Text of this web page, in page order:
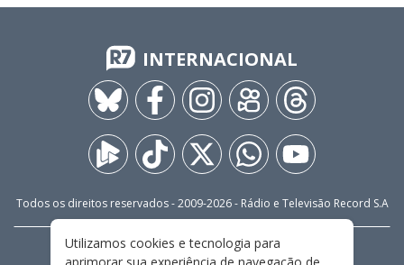
INTERNACIONAL
Todos os direitos reservados - 2009-2026- Rádio e Televisão Record S.A
FALE CONOSCO PRIVACIDADE
Utilizamos cookies e tecnologia para